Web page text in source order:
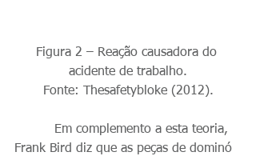
Figura 2 – Reação causadora do
acidente de trabalho.
Fonte: Thesafetybloke (2012).
Frank Bird diz que as peças de dominó